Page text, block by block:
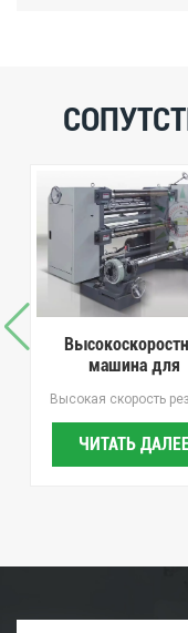
машина для
продольной
ЧИТАТЬ